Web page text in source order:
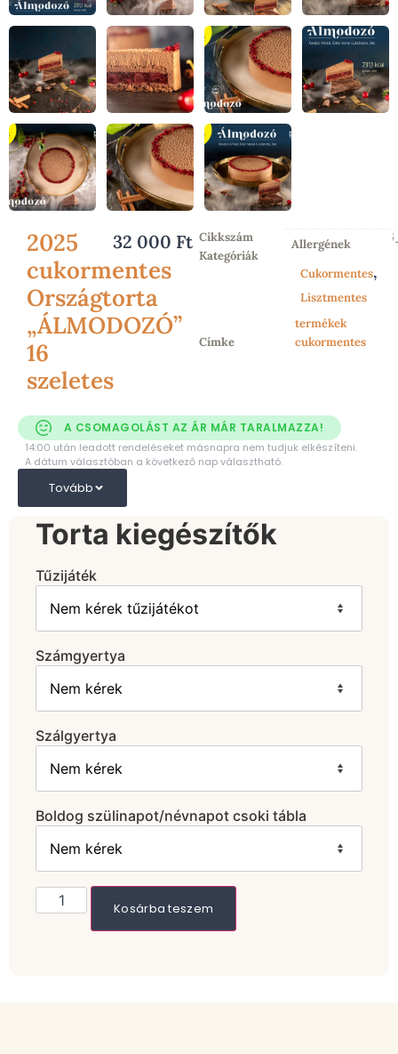
2025
cukormentes
Országtorta
„ÁLMODOZÓ”
16
szeletes
32 000 Ft Cikkszám
Kategóriák
Egész
torták,
Pataki
Fit-line
termékek
Címke
cukormentes
Allergének
Cukormentes,
Lisztmentes
A CSOMAGOLÁST AZ ÁR MÁR TARALMAZZA!
14:00 után leadott rendeléseket másnapra nem tudjuk elkészíteni.
A dátum választóban a következő nap választható.
Tovább
Torta kiegészítők
Tűzijáték
Számgyertya
Szálgyertya
Boldog szülinapot/névnapot csoki tábla
Kosárba teszem